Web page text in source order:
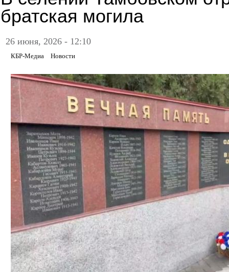
братская могила
26 июня, 2026 - 12:10
КБР-Медиа Новости